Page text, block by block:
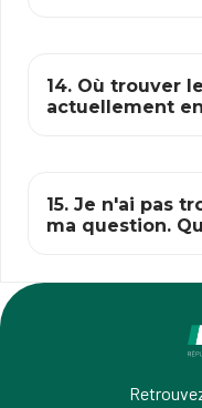
14. Où trouver
actuellement
15. Je n'ai pas
ma question.